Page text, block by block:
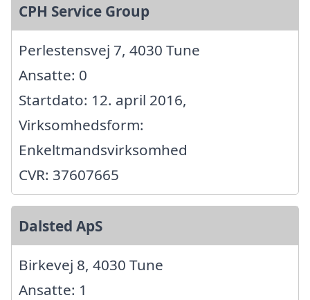
CPH Service Group
Perlestensvej 7, 4030 Tune
Ansatte: 0
Startdato: 12. april 2016,
Virksomhedsform:
Enkeltmandsvirksomhed
CVR: 37607665
Dalsted ApS
Birkevej 8, 4030 Tune
Ansatte: 1